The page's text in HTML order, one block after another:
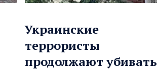
Украинские
террористы
продолжают убивать